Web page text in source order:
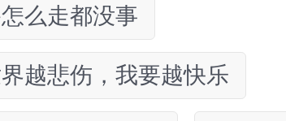
么走都没事
越悲伤，我要越快乐